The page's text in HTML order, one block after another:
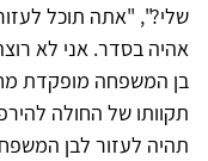
שלי?", "אתה תוכל
אהיה בסדר. אני לא
בן המשפחה מופקדת
תקוותו של החולה
תהיה לעזור לבן